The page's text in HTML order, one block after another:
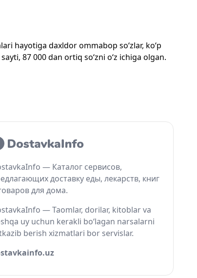
hayotiga daxldor ommabop so‘zlar, ko‘p
87 000 dan ortiq so‘zni o‘z ichiga olgan.
— Каталог сервисов,
доставку еды, лекарств, книг
для дома.
— Taomlar, dorilar, kitoblar va
uy uchun kerakli bo‘lagan narsalarni
berish xizmatlari bor servislar.